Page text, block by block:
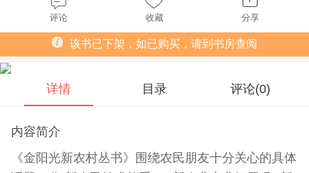
评论 收藏 分享
该书已下架，如已购买，请到书房查阅
详情 目录 评论(0)
内容简介
《金阳光新农村丛书》围绕农民朋友十分关心的具体